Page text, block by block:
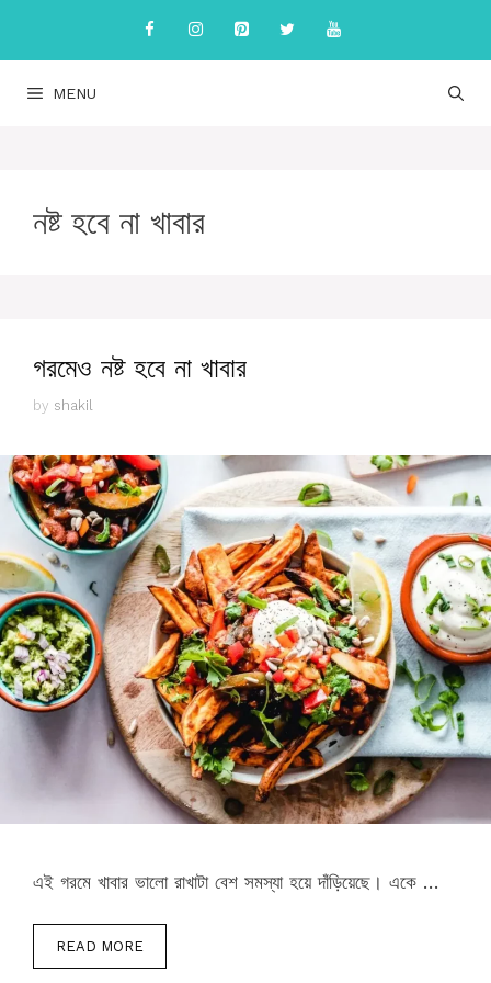
content
MENU
নষ্ট হবে না খাবার
গরমেও নষ্ট হবে না খাবার
by shakil
এই গরমে খাবার ভালো রাখাটা বেশ সমস্যা হয়ে দাঁড়িয়েছে। একে …
READ MORE